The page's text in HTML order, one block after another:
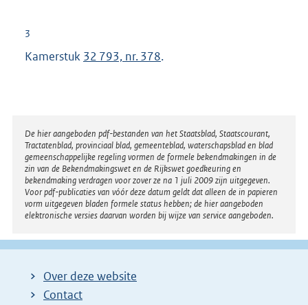
3
Kamerstuk 32 793, nr. 378.
Disclaimer
De hier aangeboden pdf-bestanden van het Staatsblad, Staatscourant,
Tractatenblad, provinciaal blad, gemeenteblad, waterschapsblad en blad
gemeenschappelijke regeling vormen de formele bekendmakingen in de
zin van de Bekendmakingswet en de Rijkswet goedkeuring en
bekendmaking verdragen voor zover ze na 1 juli 2009 zijn uitgegeven.
Voor pdf-publicaties van vóór deze datum geldt dat alleen de in papieren
vorm uitgegeven bladen formele status hebben; de hier aangeboden
elektronische versies daarvan worden bij wijze van service aangeboden.
Over deze website
Contact